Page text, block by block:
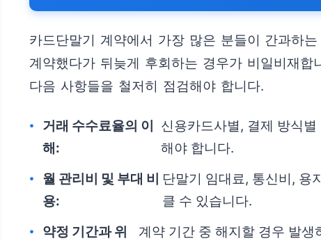
카드단말기 계약에서 가장 많은 분들이 간과하
계약했다가 뒤늦게 후회하는 경우가 비일비재
다음 사항들을 철저히 점검해야 합니다.
거래 수수료율의 이
해:
신용카드사별, 결제 방식
해야 합니다.
월 관리비 및 부대 비
용:
단말기 임대료, 통신비, 용
클 수 있습니다.
약정 기간과 위
계약 기간 중 해지할 경우 발